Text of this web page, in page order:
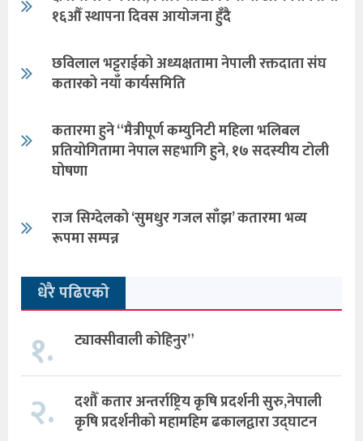
१६औँ स्थापना दिवस आयोजना हुँदै
छविलाल भट्टराईको अध्यक्षतामा नेपाली रक्तदाता संघ
कतारको नयाँ कार्यसमिति
कतारमा हुने “मैत्रीपूर्ण कम्युनिटी महिला भलिबल
प्रतियोगितामा नेपाल सहभागि हुने, १७ सदस्यीय टोली
घोषणा
राज सिग्देलको ‘सुमधुर गजल साँझ’ कतारमा भव्य
रूपमा सम्पन्न
धेरै पढिएको
१. ट्याक्सीवाली कोहिनुर”
२.
दशौँ कतार अन्तर्राष्ट्रिय कृषि प्रदर्शनी सुरु,नेपाली
कृषि प्रदर्शनीको महामहिम ढकालद्वारा उद्घाटन